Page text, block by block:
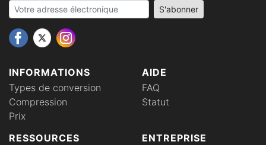
INFORMATIONS
Types de conversion
Compression
Prix
AIDE
FAQ
Statut
RESSOURCES ENTREPRISE
Your email address S'abonner